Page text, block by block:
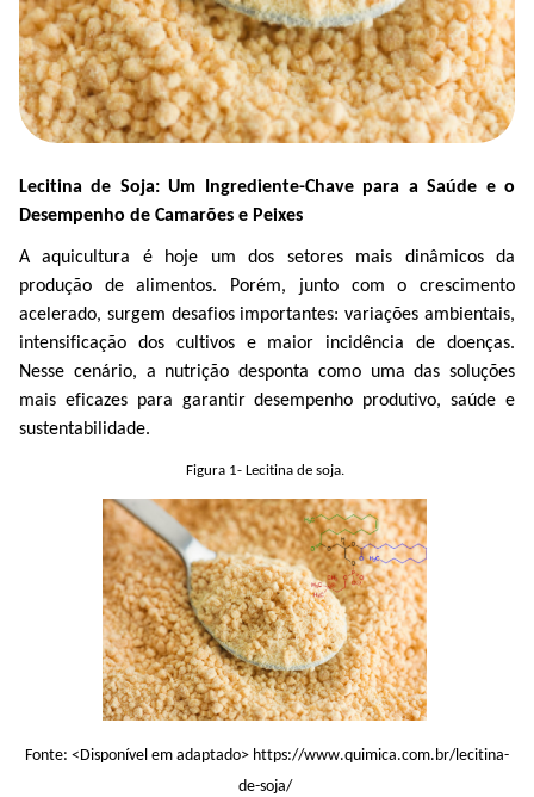
Lecitina de Soja: Um Ingrediente-Chave para a Saúde e o
Desempenho de Camarões e Peixes
A aquicultura é hoje um dos setores mais dinâmicos da
produção de alimentos. Porém, junto com o crescimento
acelerado, surgem desafios importantes: variações ambientais,
intensificação dos cultivos e maior incidência de doenças.
Nesse cenário, a nutrição desponta como uma das soluções
mais eficazes para garantir desempenho produtivo, saúde e
sustentabilidade.
Figura 1- Lecitina de soja.
Fonte: <Disponível em adaptado> https://www.quimica.com.br/lecitina-
de-soja/